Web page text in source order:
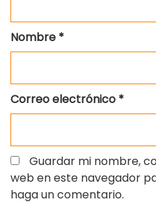
Nombre *
Correo electrónico *
Guardar mi nombre,
web en este navegador
haga un comentario.